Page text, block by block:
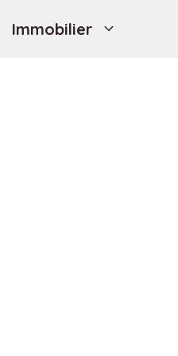
Immobilier